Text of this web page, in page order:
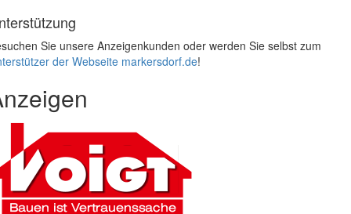
Sie unsere Anzeigenkunden oder werden Sie selbst zum
der Webseite markersdorf.de!